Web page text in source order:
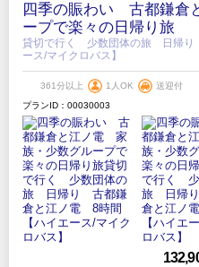
四季の賑わい 古都鎌倉
ープで楽々の日帰り旅
貸切で行く 少数団体の旅 日帰
ース/マイクロバス】
361分以上 1人OK
送迎付
プランID：00030003